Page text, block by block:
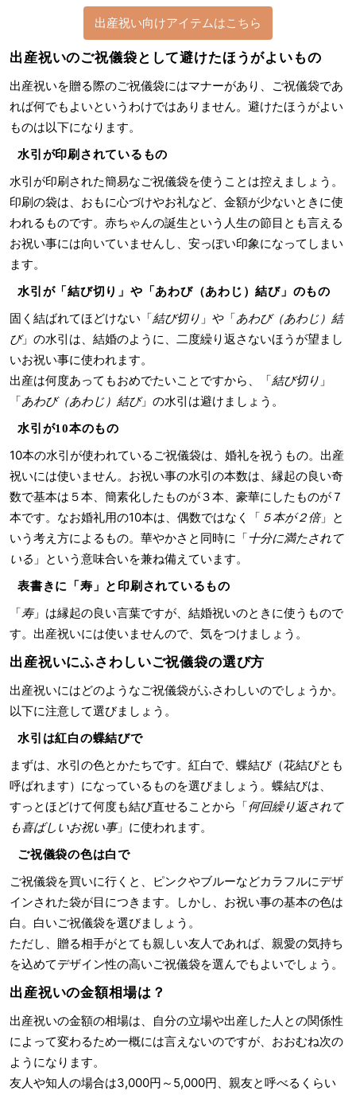
出産祝い向けアイテムはこちら
出産祝いのご祝儀袋として避けたほうがよいもの
出産祝いを贈る際のご祝儀袋にはマナーがあり、ご祝儀袋であ
れば何でもよいというわけではありません。避けたほうがよい
ものは以下になります。
水引が印刷されているもの
水引が印刷された簡易なご祝儀袋を使うことは控えましょう。
印刷の袋は、おもに心づけやお礼など、金額が少ないときに使
われるものです。赤ちゃんの誕生という人生の節目とも言える
お祝い事には向いていませんし、安っぽい印象になってしまい
ます。
水引が「結び切り」や「あわび（あわじ）結び」のもの
固く結ばれてほどけない「結び切り 」や「あわび（あわじ）結
び」の水引は、結婚のように、二度繰り返さないほうが望まし
いお祝い事に使われます。
出産は何度あってもおめでたいことですから、「結び切り 」
「あわび（あわじ）結び」の水引は避けましょう。
水引が10本のもの
10本の水引が使われているご祝儀袋は、婚礼を祝うもの。出産
祝いには使いません。お祝い事の水引の本数は、縁起の良い奇
数で基本は５本、簡素化したものが３本、豪華にしたものが７
本です。なお婚礼用の10本は、偶数ではなく「 ５本が２倍」と
いう考え方によるもの。華やかさと同時に「十分に満たされて
いる 」という意味合いを兼ね備えています。
表書きに「寿」と印刷されているもの
「寿」は縁起の良い言葉ですが、結婚祝いのときに使うもので
す。出産祝いには使いませんので、気をつけましょう。
出産祝いにふさわしいご祝儀袋の選び方
出産祝いにはどのようなご祝儀袋がふさわしいのでしょうか。
以下に注意して選びましょう。
水引は紅白の蝶結びで
まずは、水引の色とかたちです。紅白で、蝶結び（花結びとも
呼ばれます）になっているものを選びましょう。蝶結びは、
すっとほどけて何度も結び直せることから「何回繰り返されて
も喜ばしいお祝い事」に使われます。
ご祝儀袋の色は白で
ご祝儀袋を買いに行くと、ピンクやブルーなどカラフルにデザ
インされた袋が目につきます。しかし、お祝い事の基本の色は
白。白いご祝儀袋を選びましょう。
ただし、贈る相手がとても親しい友人であれば、親愛の気持ち
を込めてデザイン性の高いご祝儀袋を選んでもよいでしょう。
出産祝いの金額相場は？
出産祝いの金額の相場は、自分の立場や出産した人との関係性
によって変わるため一概には言えないのですが、おおむね次の
ようになります。
友人や知人の場合は3,000円～5,000円、親友と呼べるくらい